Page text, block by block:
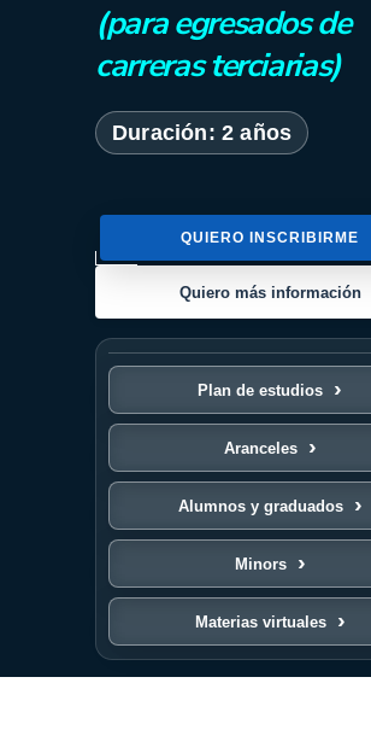
(para egresados de
carreras terciarias)
Duración: 2 años
QUIERO INSCRIBIRME
Quiero más información
Plan de estudios
Aranceles
Alumnos y graduados
Minors
Materias virtuales